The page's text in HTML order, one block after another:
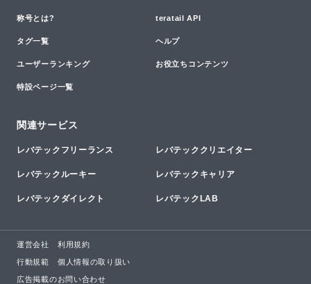
称号とは? teratail API
タグ一覧 ヘルプ
ユーザーランキング お役立ちコンテンツ
特設ページ一覧
関連サービス
レバテックフリーランス レバテッククリエイター
レバテックルーキー レバテックキャリア
レバテックダイレクト レバテックLAB
運営会社 利用規約
行動規範 個人情報の取り扱い
広告掲載のお問い合わせ